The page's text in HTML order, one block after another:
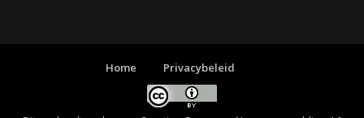
Home Privacybeleid